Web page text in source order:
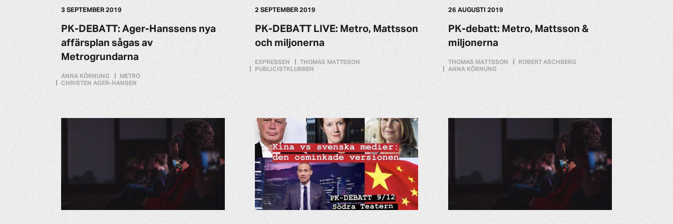
3 SEPTEMBER 2019
PK-DEBATT: Ager-Hanssens nya
affärsplan sågas av
Metrogrundarna
ANNA KÖRNUNG
METRO
CHRISTEN AGER-HANSEN
2 SEPTEMBER 2019
PK-DEBATT LIVE: Metro, Mattsson
och miljonerna
EXPRESSEN
THOMAS MATTSSON
PUBLICISTKLUBBEN
26 AUGUSTI 2019
PK-debatt: Metro, Mattsson &
miljonerna
THOMAS MATTSSON
ROBERT ASCHBERG
ANNA KÖRNUNG